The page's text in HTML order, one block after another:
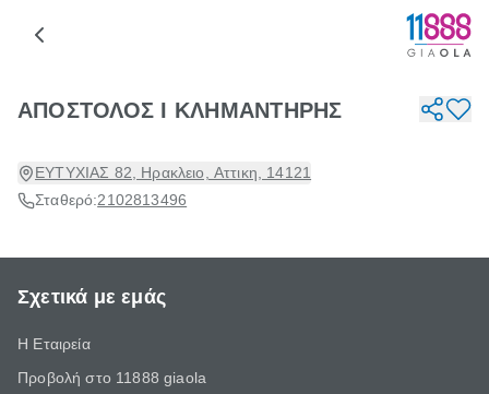
ΑΠΟΣΤΟΛΟΣ Ι ΚΛΗΜΑΝΤΗΡΗΣ
ΕΥΤΥΧΙΑΣ 82, Ηρακλειο, Αττικη, 14121
Σταθερό:2102813496
Σχετικά με εμάς
Η Εταιρεία
Προβολή στο 11888 giaola